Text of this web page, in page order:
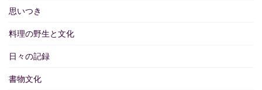
思いつき
料理の野生と文化
日々の記録
書物文化